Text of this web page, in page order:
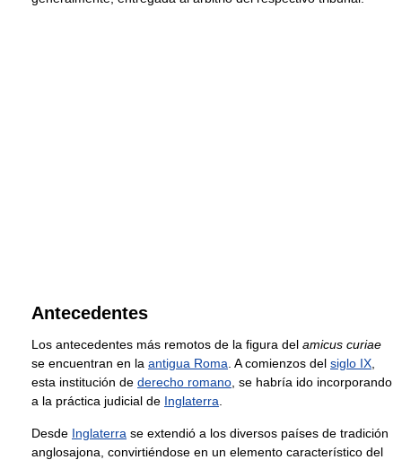
Antecedentes
Los antecedentes más remotos de la figura del amicus curiae
se encuentran en la antigua Roma . A comienzos del siglo IX
esta institución de derecho romano , se habría ido incorporando
a la práctica judicial de Inglaterra
Desde Inglaterra se extendió a los diversos países de tradición
anglosajona, convirtiéndose en un elemento característico del